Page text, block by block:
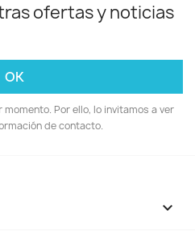
ofertas y noticias
Por ello, lo invitamos a ver
de contacto.
